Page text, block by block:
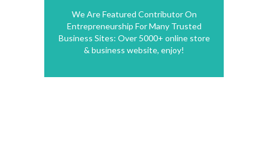
We Are Featured Contributor On
Entrepreneurship For Many Trusted
Business Sites: Over 5000+ online store
& business website, enjoy!